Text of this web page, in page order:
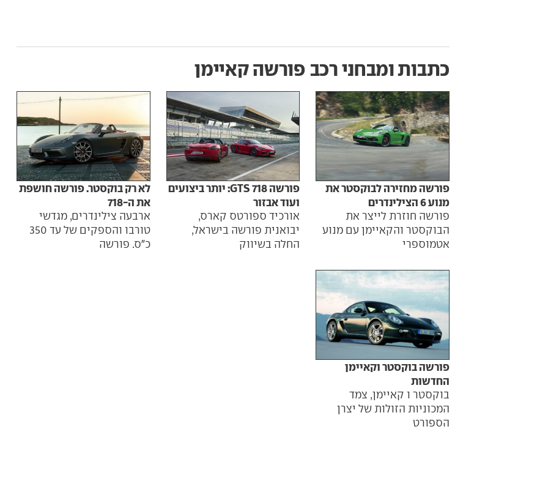
כתבות ומבחני רכב פורשה קאיימן
פורשה מחזירה לבוקסטר את
מנוע 6 הצילינדרים
פורשה חוזרת לייצר את
הבוקסטר והקאיימן עם מנוע
אטמוספרי
פורשה 718 GTS: יותר ביצועים
ועוד אבזור
אורכיד ספורטס קארס,
יבואנית פורשה בישראל,
החלה בשיווק
לא רק בוקסטר. פורשה חושפת
את ה-718
ארבעה צילינדרים, מגדשי
טורבו והספקים של עד 350
כ"ס. פורשה
פורשה בוקסטר וקאיימן
החדשות
בוקסטר ו קאיימן, צמד
המכוניות הזולות של יצרן
הספורט